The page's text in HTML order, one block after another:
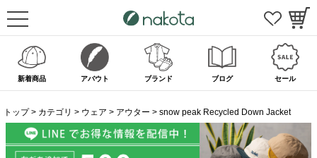
新着商品 アバウト ブランド ブログ セール
トップ カテゴリ ウェア アウター snow peak Recycled Down Jacket